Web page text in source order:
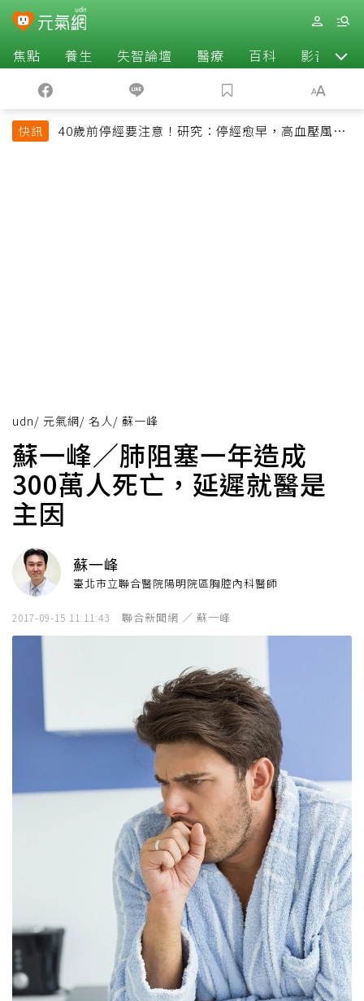
焦點 養生 失智論壇 醫療 百科 影音
快訊
40歲前停經要注意！研究：停經愈早，高血壓風險
udn/ 元氣網/ 名人/ 蘇一峰
蘇一峰／肺阻塞一年造成
300萬人死亡，延遲就醫是
主因
蘇一峰
臺北市立聯合醫院陽明院區胸腔內科醫師
2017-09-15 11:11:43 聯合新聞網 ／ 蘇一峰